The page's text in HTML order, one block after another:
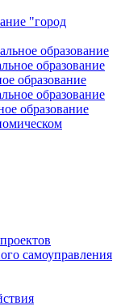
"город
образование
образование
образование
образование
образование
самоуправления